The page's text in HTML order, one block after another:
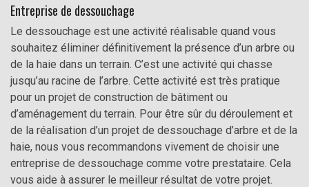
Entreprise de dessouchage
Le dessouchage est une activité réalisable quand vous
souhaitez éliminer définitivement la présence d’un arbre ou
de la haie dans un terrain. C’est une activité qui chasse
jusqu’au racine de l’arbre. Cette activité est très pratique
pour un projet de construction de bâtiment ou
d’aménagement du terrain. Pour être sûr du déroulement et
de la réalisation d’un projet de dessouchage d’arbre et de la
haie, nous vous recommandons vivement de choisir une
entreprise de dessouchage comme votre prestataire. Cela
vous aide à assurer le meilleur résultat de votre projet.